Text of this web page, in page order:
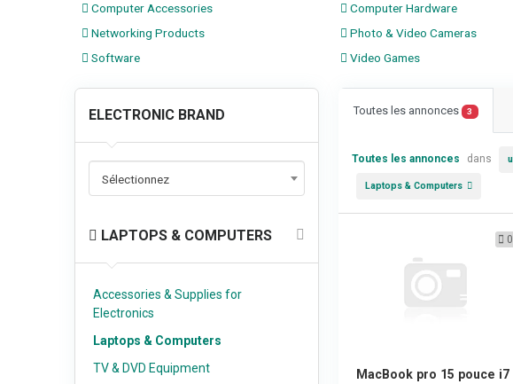
Computer Accessories
Computer Hardware
Networking Products
Photo & Video Cameras
Software
Video Games
ELECTRONIC BRAND
Sélectionnez
LAPTOPS & COMPUTERS
Accessories & Supplies for
Electronics
Laptops & Computers
TV & DVD Equipment
Toutes les annonces 3
Toutes les annonces dans
Laptops & Computers
0
MacBook pro 15 pouce i7